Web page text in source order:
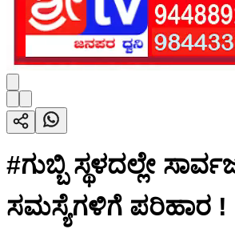
#ಗುಬ್ಬಿ ಸ್ಥಳದಲ್ಲೇ
ಸಮಸ್ಯೆಗಳಿಗೆ ಪರಿಹಾರ !